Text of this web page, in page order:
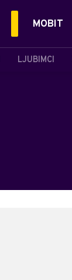
LJUBIMCI
MOBIT